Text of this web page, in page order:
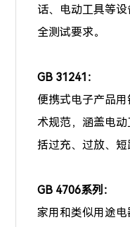
话、电动工具等
全测试要求。
GB 31241：
便携式电子产品
术规范，涵盖电
括过充、过放、短
GB 4706系列：
家用和类似用途